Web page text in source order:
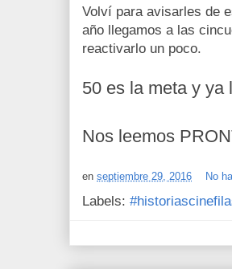
Volví para avisarles de
año llegamos a las
reactivarlo un poco.
50 es la meta y ya
Nos leemos
en septiembre 29, 2016 No
Labels: